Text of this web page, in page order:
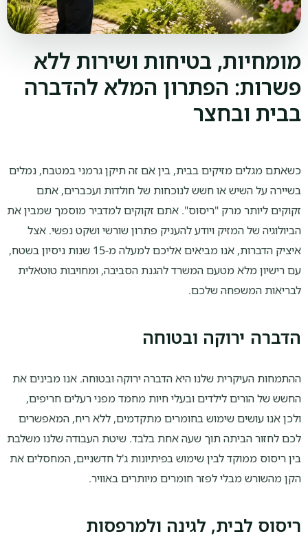
מומחיות, בטיחות ושירות ללא
פשרות: הפתרון המלא להדברה
בבית ובחצר
כשאתם מגלים מזיקים בבית, בין אם זה תיקן גרמני במטבח, נמלים
בשיירה על השיש או חשש לנוכחות של חולדות ועכברים, אתם
זקוקים ליותר מרק "ריסוס". אתם זקוקים למדביר מוסמך שמבין את
הביולוגיה של המזיק ויודע להעניק פתרון שורשי ושקט נפשי. אצל
איציק הדברות, אנו מביאים אליכם למעלה מ-15 שנות ניסיון בשטח,
עם רישיון מלא מטעם המשרד להגנת הסביבה, ומחויבות טוטאלית
לבריאות המשפחה שלכם.
הדברה ירוקה ובטוחה
ההתמחות העיקרית שלנו היא הדברה ירוקה ובטוחה. אנו מבינים את
החשש של הורים לילדים ובעלי חיות מחמד מפני רעלים חריפים,
ולכן אנו עושים שימוש בחומרים מתקדמים, ללא ריח, המאפשרים
לכם לחזור הביתה תוך שעה אחת בלבד. שיטת העבודה שלנו משלבת
בין ריסוס ממוקד לבין שימוש בפיתיונות ג'ל חדשניים, המחסלים את
הקן מהשורש מבלי לפזר חומרים מיותרים באוויר.
ריסוס לבית, לגינה ולמרפסות